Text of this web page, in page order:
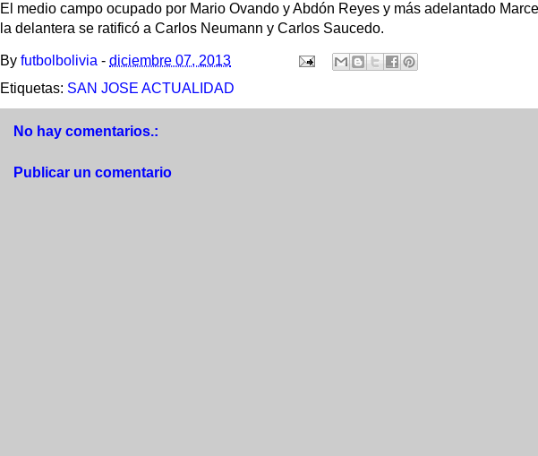
El medio campo ocupado por Mario Ovando y Abdón Reyes y más adelantado
la delantera se ratificó a Carlos Neumann y Carlos Saucedo.
By futbolbolivia - diciembre 07, 2013
Etiquetas: SAN JOSE ACTUALIDAD
No hay comentarios.:
Publicar un comentario